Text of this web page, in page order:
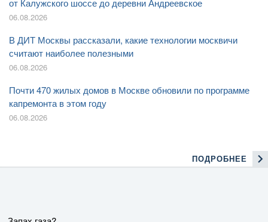
06.08.2026
В ДИТ Москвы рассказали, какие технологии москвичи
считают наиболее полезными
06.08.2026
Почти 470 жилых домов в Москве обновили по программе
капремонта в этом году
06.08.2026
ПОДРОБНЕЕ